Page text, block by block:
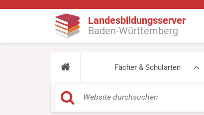
Landesbildungsserver
Baden-Württemberg
Fächer & Schularten